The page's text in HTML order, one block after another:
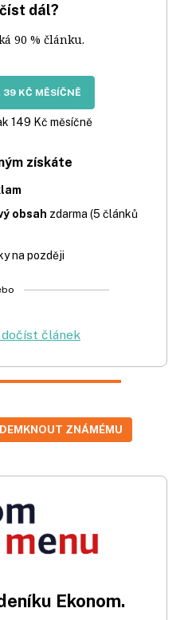
dál?
90 % článku.
39 KČ MĚSÍČNĚ
149 Kč měsíčně
získáte
obsah zdarma (5 článků
na později
článek
ZNÁMÉMU
Ekonom.